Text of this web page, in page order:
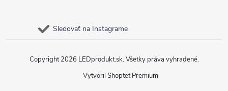
Sledovať na Instagrame
Vytvoril Shoptet Premium
Copyright 2026 LEDprodukt.sk. Všetky práva vyhradené.